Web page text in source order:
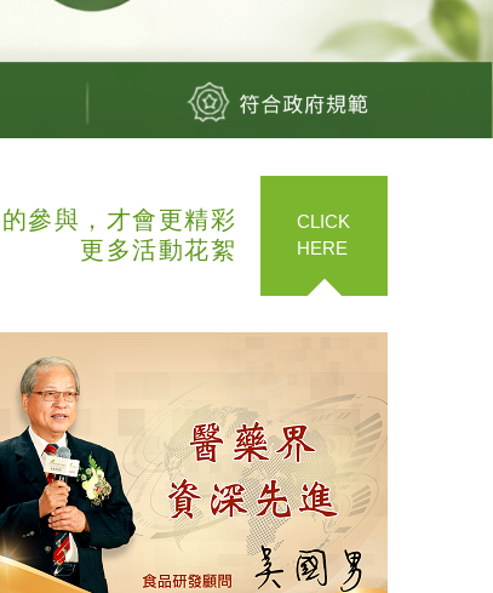
參與，才會更精彩
更多活動花絮
CLICK
HERE
Bio-Lydia 晶顏煥白精華
Bio-Lydia 晶顏新生亮眼精